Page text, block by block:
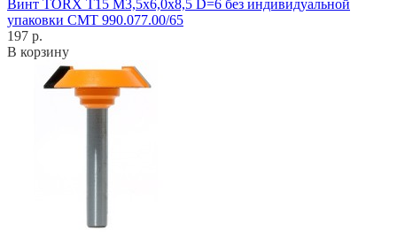
Винт TORX T15 M3,5x6,0x8,5 D=6 без индивидуальной
упаковки CMT 990.077.00/65
197 р.
В корзину